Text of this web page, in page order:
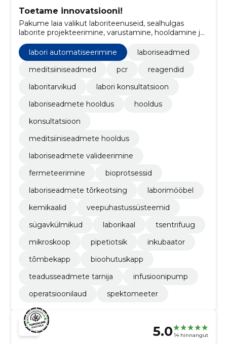
Toetame innovatsiooni!
Pakume laia valikut laboriteenuseid, sealhulgas
laborite projekteerimine, varustamine, hooldamine ja
labori automatiseerimine
laboriseadmed
meditsiiniseadmed
pcr
reagendid
laboritarvikud
labori konsultatsioon
laboriseadmete hooldus
hooldus
konsultatsioon
meditsiiniseadmete hooldus
laboriseadmete valideerimine
fermeteerimine
bioprotsessid
laboriseadmete tõrkeotsing
laborimööbel
kemikaalid
veepuhastussüsteemid
sügavkülmikud
laborikaal
tsentrifuug
mikroskoop
pipetiotsik
inkubaator
tõmbekapp
bioohutuskapp
teadusseadmete tarnija
infusioonipump
operatsioonilaud
spektomeeter
5.0 14 hinnangut